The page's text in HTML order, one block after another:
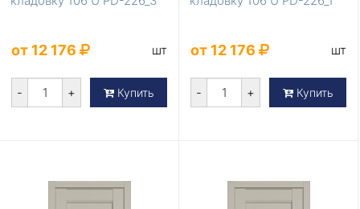
от 12 176 шт
- + Купить
от 12 176 шт
- + Купить